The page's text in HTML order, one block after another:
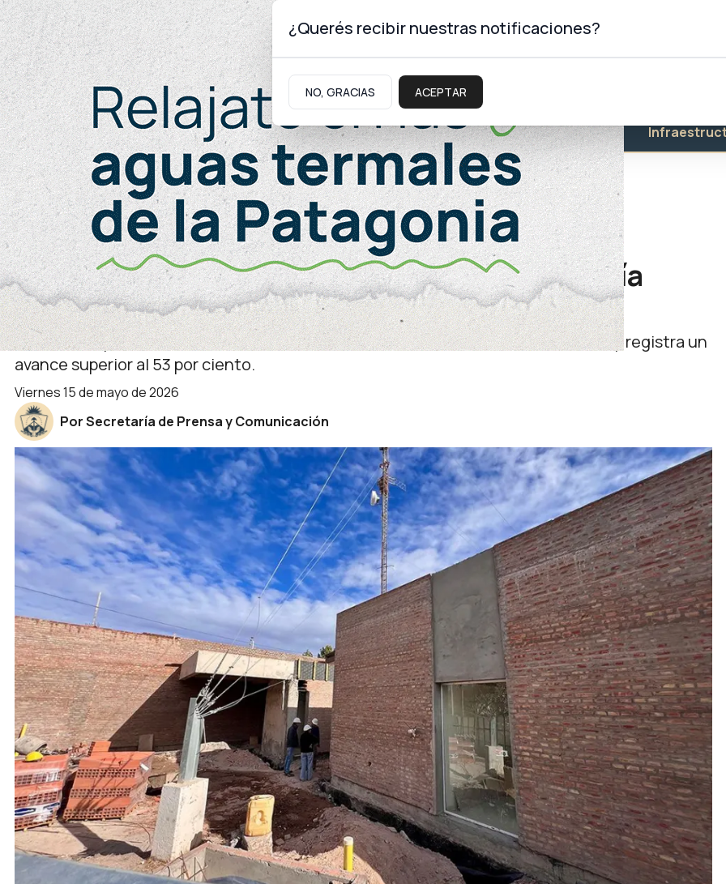
Jueves 6deAgostode 2026
Neuquinidad Gabinete Turismo Educación Salud
Seguridad
Seguridad
Avanza la construcción de la nueva Comisaría
Cuarta de Alta Barda
La nueva dependencia contará con más de 1.000 metros cuadrados construidos y registra un
avance superior al 53 por ciento.
viernes 15 de mayo de 2026
Por Secretaría de Prensa y Comunicación
¿Querés recibir nuestras notificaciones?
NO, GRACIAS ACEPTAR